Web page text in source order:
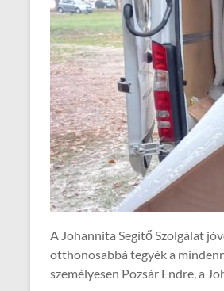
A Johannita Segítő Szolgálat
otthonosabbá tegyék a
személyesen Pozsár Endre, a